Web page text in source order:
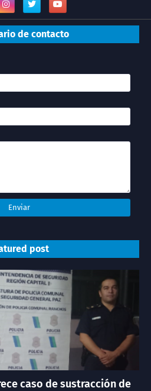
de contacto
post
caso de sustracción de